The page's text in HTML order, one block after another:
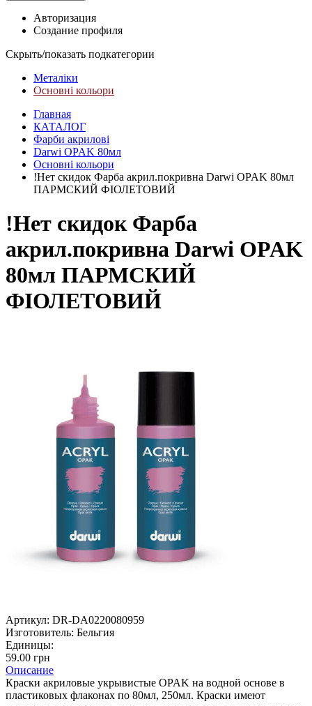
Авторизация
Создание профиля
Скрыть/показать подкатегории
Металіки
Основні кольори
Главная
КАТАЛОГ
Фарби акрилові
Darwi OPAK 80мл
Основні кольори
!Нет скидок Фарба акрил.покривна Darwi OPAK 80мл
ПАРМСКИЙ ФІОЛЕТОВИЙ
!Нет скидок Фарба
акрил.покривна Darwi OPAK
80мл ПАРМСКИЙ
ФІОЛЕТОВИЙ
Артикул: DR-DA0220080959
Изготовитель: Бельгия
Единицы:
59.00 грн
Описание
Краски акриловые укрывистые OPAK на водной основе в
пластиковых флаконах по 80мл, 250мл. Краски имеют